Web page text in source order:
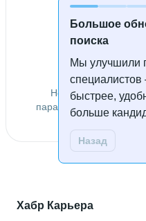
Большое
поиска
Мы улучшили
быстрее,
больше
Назад
Не удалось найти
параметрам.
Хабр Карьера